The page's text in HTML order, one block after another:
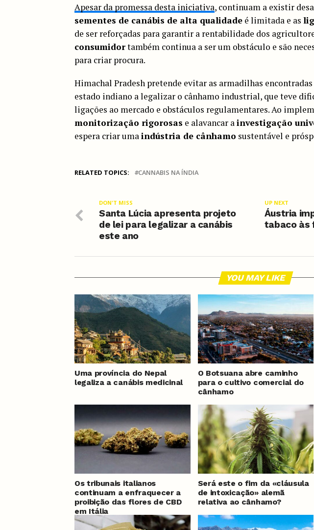
Apesar da promessa desta iniciativa, continuam a existir
sementes de canábis de alta qualidade é limitada e as
de ser reforçadas para garantir a rentabilidade dos
consumidortambém continua a ser um obstáculo e são
para criar procura.
Himachal Pradesh pretende evitar as armadilhas
estado indiano a legalizar o cânhamo industrial, que teve
ligações ao mercado e obstáculos regulamentares. Ao
monitorização rigorosas e alavancar a investigação
espera criar uma indústria de cânhamo sustentável e
RELATED TOPICS: CANNABIS NA ÍNDIA
UP NEXT
Áustria
tabaco às
DON'T MISS
Santa Lúcia apresenta projeto
de lei para legalizar a canábis
este ano
YOU MAY LIKE
Uma província do Nepal
legaliza a canábis medicinal
O Botsuana abre caminho
para o cultivo comercial do
cânhamo
Os tribunais italianos
continuam a enfraquecer a
proibição das flores de CBD
em Itália
Será este o fim da «cláusula
de intoxicação» alemã
relativa ao cânhamo?